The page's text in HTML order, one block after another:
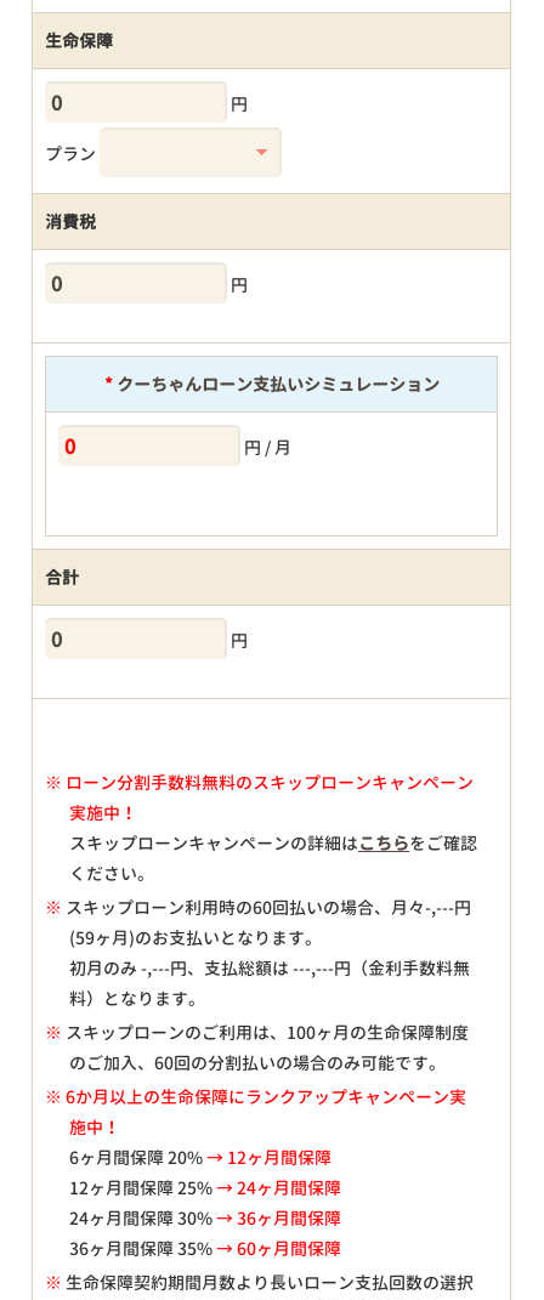
生命保障
円
プラン
消費税
円
*クーちゃんローン支払いシミュレーション
円 / 月
合計
円
※ ローン分割手数料無料のスキップローンキャンペーン
実施中！
スキップローンキャンペーンの詳細はこちらをご確認
ください。
※ スキップローン利用時の60回払いの場合、月々-,---円
(59ヶ月)のお支払いとなります。
初月のみ-,---円、支払総額は---,---円（金利手数料無
料）となります。
※ スキップローンのご利用は、100ヶ月の生命保障制度
のご加入、60回の分割払いの場合のみ可能です。
※ 6か月以上の生命保障にランクアップキャンペーン実
施中！
6ヶ月間保障 20%→ 12ヶ月間保障
12ヶ月間保障 25%→ 24ヶ月間保障
24ヶ月間保障 30%→ 36ヶ月間保障
36ヶ月間保障 35%→ 60ヶ月間保障
※ 生命保障契約期間月数より長いローン支払回数の選択